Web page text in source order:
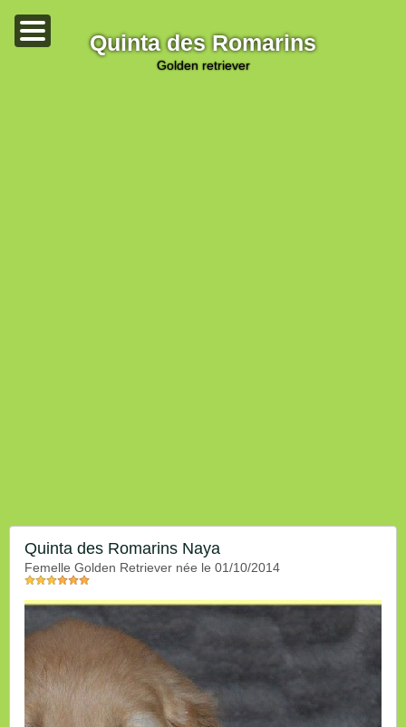
Quinta des Romarins
golden retriever
Quinta des Romarins Naya
femelle Golden Retriever née le 01/10/2014